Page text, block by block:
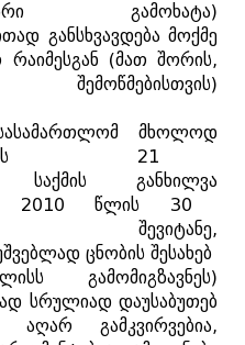
გამოხატა)
განსხვავდება მოქმე
რაიმესგან(მათ შორის,
შემოწმებისთვის)
მხოლოდ
21
საქმის
განხილვა
2010წლის 30
შევიტანე,
ცნობის შესახებ
გამომიგზავნეს)
სრულიად დაუსაბუთებ
აღარ გამკვირვებია,